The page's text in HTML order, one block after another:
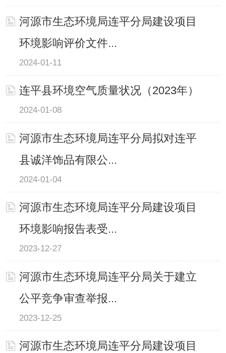
河源市生态环境局连平分局建设项目
环境影响评价文件...
2024-01-11
连平县环境空气质量状况（2023年）
2024-01-08
河源市生态环境局连平分局拟对连平
县诚洋饰品有限公...
2024-01-04
河源市生态环境局连平分局建设项目
环境影响报告表受...
2023-12-27
河源市生态环境局连平分局关于建立
公平竞争审查举报...
2023-12-25
河源市生态环境局连平分局建设项目